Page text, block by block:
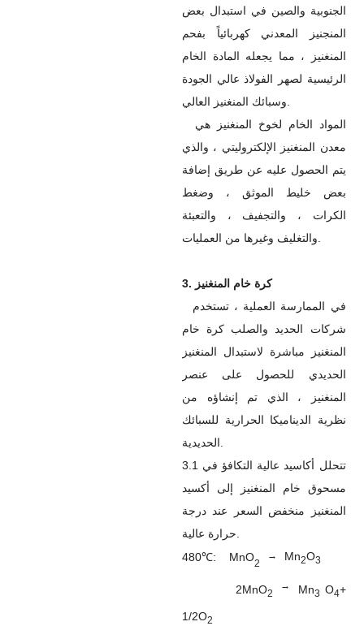
الجنوبية والصين في استبدال بعض
المنجنيز المعدني كهربائياً بفحم
المنغنيز ، مما يجعله المادة الخام
الرئيسية لصهر الفولاذ عالي الجودة
معدن المنغنيز الإلكتروليتي ، والذي
يتم الحصول عليه عن طريق إضافة
بعض خليط الموثق ، وضغط
الكرات ، والتجفيف ، والتعبئة
3. كرة خام المنغنيز
شركات الحديد والصلب كرة خام
المنغنيز مباشرة لاستبدال المنغنيز
الحديدي للحصول على عنصر
المنغنيز ، الذي تم إنشاؤه من
نظرية الديناميكا الحرارية للسبائك
3.1 تتحلل أكاسيد عالية التكافؤ في
مسحوق خام المنغنيز إلى أكسيد
المنغنيز منخفض السعر عند درجة
480℃: MnO2
→ Mn2O3
2MnO2
→ Mn3 O4+
1/2O2